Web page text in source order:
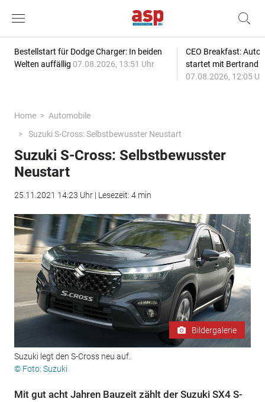
Bestellstart für Dodge Charger: In beiden
Welten auffällig 07.08.2026, 13:51 Uhr
CEO Breakfast:
startet mit Bertrand
07.08.2026, 12:05
Home
Automobile
Suzuki S-Cross: Selbstbewusster Neustart
Suzuki S-Cross: Selbstbewusster
Neustart
25.11.2021 14:23 Uhr | Lesezeit: 4 min
Bildergalerie
Suzuki legt den S-Cross neu auf.
© Foto: Suzuki
Mit gut acht Jahren Bauzeit zählt der Suzuki SX4 S-